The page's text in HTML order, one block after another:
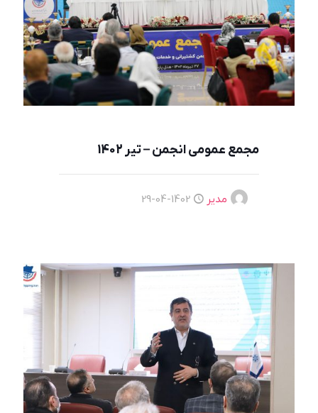
مجمع عمومی انجمن – تیر 1402
مدیر 1402-04-29